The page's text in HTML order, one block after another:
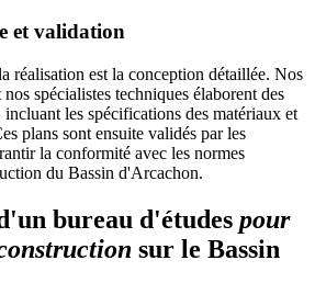
et validation
réalisation est la conception détaillée. Nos
spécialistes techniques élaborent des
les spécifications des matériaux et
plans sont ensuite validés par les
la conformité avec les normes
du Bassin d'Arcachon.
bureau d'études pour
sur le Bassin